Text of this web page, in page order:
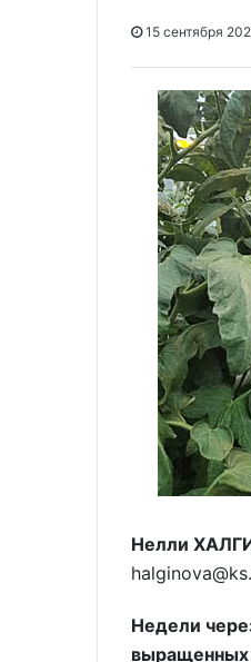
15 сентября
Нелли
Недели
выращенных